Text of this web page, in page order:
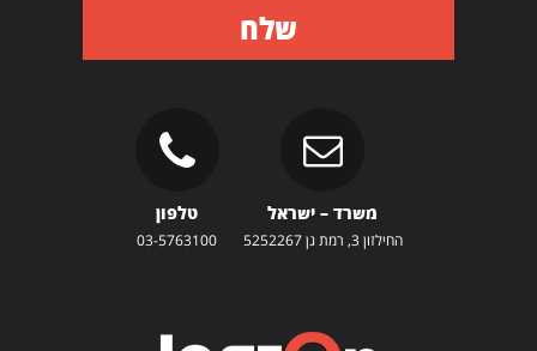
שלח
משרד – ישראל
החילזון 3, רמת גן 5252267
טלפון
03-5763100